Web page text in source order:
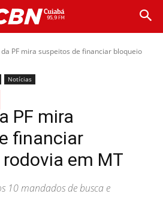
PF mira suspeitos de financiar bloqueio
Notícias
PF mira
financiar
em MT
10 mandados de busca e